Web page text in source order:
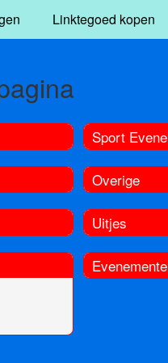
Linktegoed kopen
Sport
Overige
Uitjes